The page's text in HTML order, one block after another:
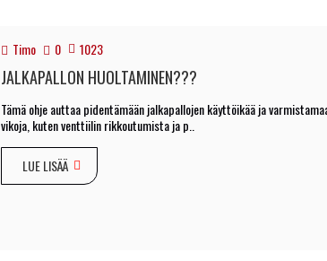
Timo 0 1023
JALKAPALLON HUOLTAMINEN???
Tämä ohje auttaa pidentämään jalkapallojen käyttöikää ja
vikoja, kuten venttiilin rikkoutumista ja p..
LUE LISÄÄ